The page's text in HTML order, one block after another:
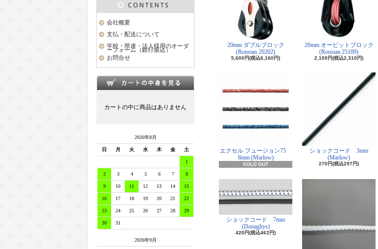
会社概要
支払・配送について
学校・県連・法人様用のオーダ
ーフォーム（銀行振込）
お問合せ
カートの中に商品はありません
2026年8月
日 月 火 水 木 金 土
1
2 3 4 5 6 7 8
9 10 11 12 13 14 15
16 17 18 19 20 21 22
23 24 25 26 27 28 29
30 31
2026年9月
20mm ダブルブロック
(Ronstan 20202)
5,600円(税込6,160円)
20mm オービットブロック
(Ronstan 25109)
2,100円(税込2,310円)
エクセル フュージョン75
8mm (Marlow)
SOLD OUT
ショックコード 3mm
(Marlow)
270円(税込297円)
ショックコード 7mm
(Donaghys)
420円(税込462円)